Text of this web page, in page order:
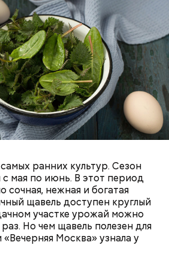
ранних культур. Сезон
с мая по июнь. В этот период
сочная, нежная и богатая
щавель доступен круглый
участке урожай можно
Но чем щавель полезен для
Москва» узнала у
состоит в том, что он
щавелевой кислоты,
образованию
РАСТЕНИЯ